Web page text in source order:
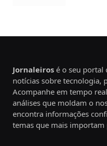
Jornaleiros é o seu portal
notícias sobre tecnologia,
Acompanhe em tempo
análises que moldam o
encontra informações
temas que mais importam